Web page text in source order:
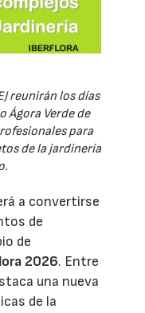
reunirán los días
Ágora Verde de
para
de la jardinería
a convertirse
de
de
2026. Entre
una nueva
de la